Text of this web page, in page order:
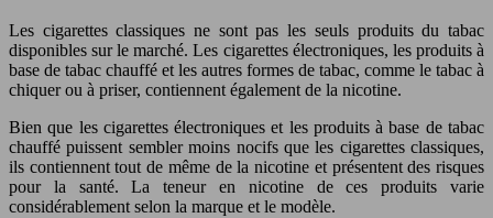
Les cigarettes classiques ne sont pas les seuls produits du tabac
disponibles sur le marché. Les cigarettes électroniques, les produits à
base de tabac chauffé et les autres formes de tabac, comme le tabac à
chiquer ou à priser, contiennent également de la nicotine.
Bien que les cigarettes électroniques et les produits à base de tabac
chauffé puissent sembler moins nocifs que les cigarettes classiques,
ils contiennent tout de même de la nicotine et présentent des risques
pour la santé. La teneur en nicotine de ces produits varie
considérablement selon la marque et le modèle.